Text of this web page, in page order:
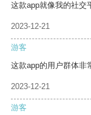
这款app就像我的社交
2023-12-21
游客
这款app的用户群体非
2023-12-21
游客